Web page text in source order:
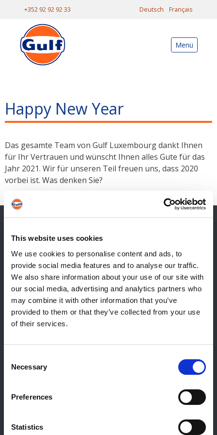
This website uses cookies
We use cookies to personalise content and ads, to
provide social media features and to analyse our traffic.
We also share information about your use of our site with
our social media, advertising and analytics partners who
may combine it with other information that you’ve
provided to them or that they’ve collected from your use
of their services.
Selection
Necessary
Preferences
Statistics
+352 92 92 92 33 Deutsch Français
Menü
Happy New Year
Das gesamte Team von Gulf Luxembourg dankt Ihnen
für Ihr Vertrauen und wünscht Ihnen alles Gute für das
Jahr 2021. Wir für unseren Teil freuen uns, dass 2020
vorbei ist. Was denken Sie?
Kontakt
Allgemeiner Kontakt
Reiff Petroleum Luxembourg S.A.
Marburgerstrooss 21
9764 Marnach
Luxembourg
+352 92 92 92 -33
CERTAS ENERGY LUXEMBOURG SARL
Unternehmen
Heizöl